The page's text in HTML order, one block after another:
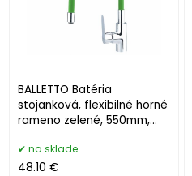
BALLETTO Batéria
stojanková, flexibilné horné
rameno zelené, 550mm,
na sklade
48.10 €